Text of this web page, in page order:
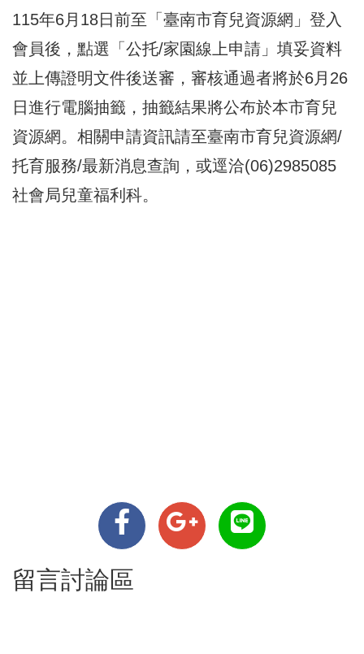
115年6月18日前至「臺南市育兒資源網」登入
會員後，點選「公托/家園線上申請」填妥資料
並上傳證明文件後送審，審核通過者將於6月26
日進行電腦抽籤，抽籤結果將公布於本市育兒
資源網。相關申請資訊請至臺南市育兒資源網/
托育服務/最新消息查詢，或逕洽(06)2985085
社會局兒童福利科。
留言討論區